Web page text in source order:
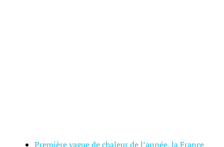
Première vague de chaleur de l’année, la France